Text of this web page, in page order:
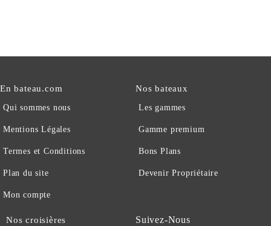
En bateau.com
Qui sommes nous
Mentions Légales
Termes et Conditions
Plan du site
Mon compte
Nos bateaux
Les gammes
Gamme premium
Bons Plans
Devenir Propriétaire
Nos croisières Suivez-Nous